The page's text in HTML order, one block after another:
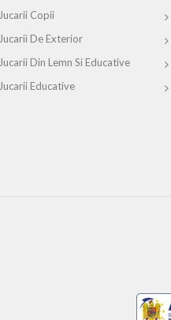
Jucarii Copii
Jucarii De Exterior
Jucarii Din Lemn Si Educative
Jucarii Educative